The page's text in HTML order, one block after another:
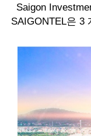
Saigon
SAIGONTEL은 3